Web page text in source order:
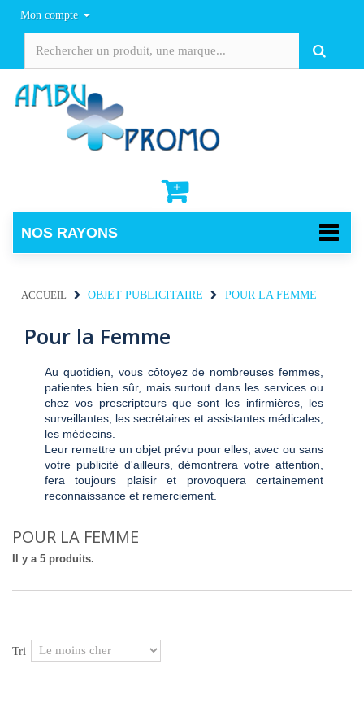
Mon compte
NOS RAYONS
ACCUEIL OBJET PUBLICITAIRE POUR LA FEMME
Pour la Femme
Au quotidien, vous côtoyez de nombreuses femmes,
patientes bien sûr, mais surtout dans les services ou
chez vos prescripteurs que sont les infirmières, les
surveillantes, les secrétaires et assistantes médicales,
les médecins.
Leur remettre un objet prévu pour elles, avec ou sans
votre publicité d'ailleurs, démontrera votre attention,
fera toujours plaisir et provoquera certainement
reconnaissance et remerciement.
POUR LA FEMME
Il y a 5 produits.
Tri